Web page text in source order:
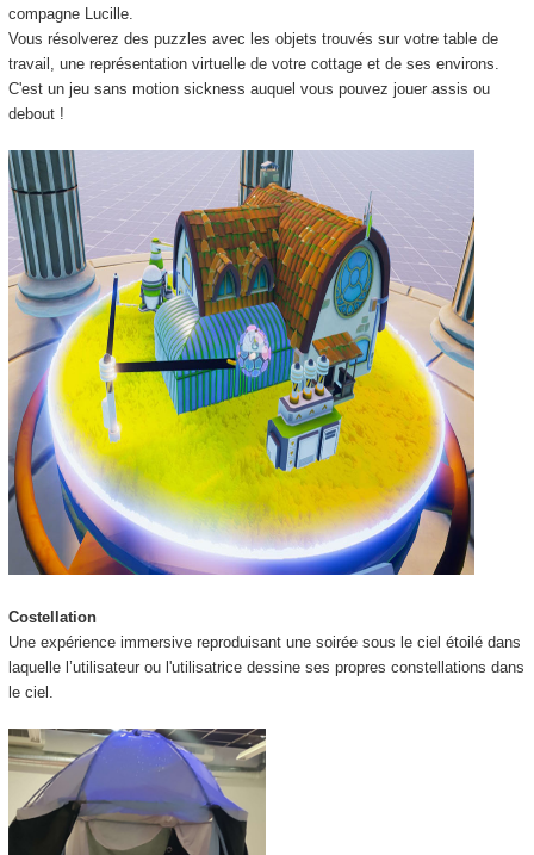
compagne Lucille.
Vous résolverez des puzzles avec les objets trouvés sur votre table de
travail, une représentation virtuelle de votre cottage et de ses environs.
C'est un jeu sans motion sickness auquel vous pouvez jouer assis ou
debout !
Costellation
Une expérience immersive reproduisant une soirée sous le ciel étoilé dans
laquelle l’utilisateur ou l'utilisatrice dessine ses propres constellations dans
le ciel.